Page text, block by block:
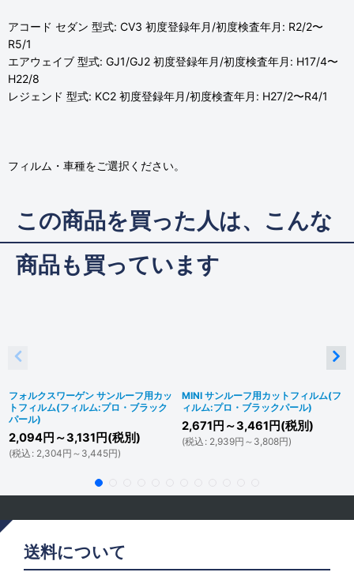
アコード セダン 型式: CV3 初度登録年月/初度検査年月: R2/2〜
R5/1
エアウェイブ 型式: GJ1/GJ2 初度登録年月/初度検査年月: H17/4〜
H22/8
レジェンド 型式: KC2 初度登録年月/初度検査年月: H27/2〜R4/1
フィルム・車種をご選択ください。
この商品を買った人は、こんな
商品も買っています
フォルクスワーゲン サンルーフ用カッ
トフィルム(フィルム:プロ・ブラック
パール)
2,094円 ～3,131 円(税別)
(税込 : 2,304円 ～3,445円)
MINI サンルーフ用カットフィルム(フ
ィルム:プロ・ブラックパール)
2,671 円 ～3,461 円(税別)
(税込 : 2,939円 ～3,808円)
送料について